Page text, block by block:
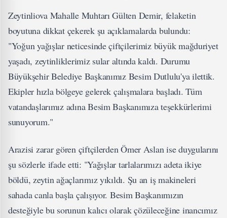
Zeytinliova Mahalle Muhtarı Gülten Demir, felaketin
boyutuna dikkat çekerek şu açıklamalarda bulundu:
"Yoğun yağışlar neticesinde çiftçilerimiz büyük mağduriyet
yaşadı, zeytinliklerimiz sular altında kaldı. Durumu
Büyükşehir Belediye Başkanımız Besim Dutlulu'ya ilettik.
Ekipler hızla bölgeye gelerek çalışmalara başladı. Tüm
vatandaşlarımız adına Besim Başkanımıza teşekkürlerimi
sunuyorum."
Arazisi zarar gören çiftçilerden Ömer Aslan ise duygularını
şu sözlerle ifade etti: "Yağışlar tarlalarımızı adeta ikiye
böldü, zeytin ağaçlarımız yıkıldı. Şu an iş makineleri
sahada canla başla çalışıyor. Besim Başkanımızın
desteğiyle bu sorunun kalıcı olarak çözüleceğine inancımız